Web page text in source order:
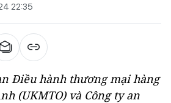
22:35
Điều hành thương mại hàng
(UKMTO) và Công ty an